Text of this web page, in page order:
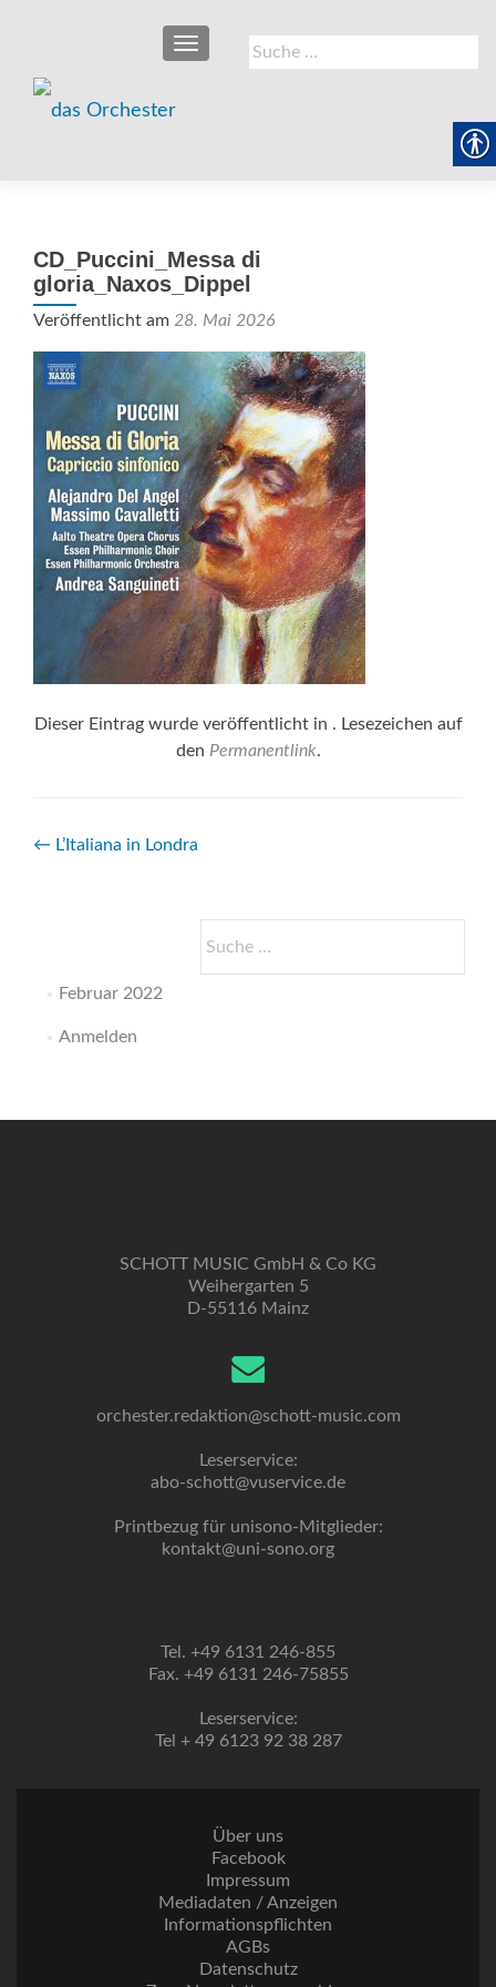
Suche
nach:
SCHALTE NAVIGATION
CD_Puccini_Messa di
gloria_Naxos_Dippel
Veröffentlicht am 28. Mai 2026
Dieser Eintrag wurde veröffentlicht in . Lesezeichen auf
den Permanentlink.
Beitrags-
← L’Italiana in Londra
nach:
Februar 2022
Anmelden
SCHOTT MUSIC GmbH & Co KG
Weihergarten 5
D-55116 Mainz
orchester.redaktion@schott-music.com
Leserservice:
abo-schott@vuservice.de
Printbezug für unisono-Mitglieder:
kontakt@uni-sono.org
Tel. +49 6131 246-855
Fax. +49 6131 246-75855
Leserservice:
Tel + 49 6123 92 38 287
Über uns
Facebook
Impressum
Mediadaten / Anzeigen
Informationspflichten
AGBs
Datenschutz